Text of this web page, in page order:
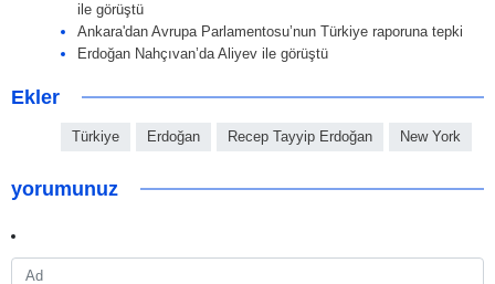
ile görüştü
Ankara'dan Avrupa Parlamentosu’nun Türkiye raporuna tepki
Erdoğan Nahçıvan’da Aliyev ile görüştü
Ekler
Türkiye Erdoğan Recep Tayyip Erdoğan New York
yorumunuz